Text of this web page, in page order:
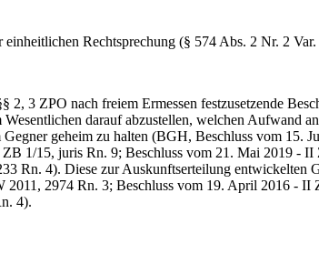
Rechtsprechung (§ 574 Abs. 2 Nr. 2
ZPO nach freiem Ermessen festzusetzende
darauf abzustellen, welchen Aufwand
Gegner geheim zu halten (BGH, Beschluss vom
1/15, juris Rn. 9; Beschluss vom 21. Mai 2019 -
Rn. 4). Diese zur Auskunftserteilung entwickelten
2974 Rn. 3; Beschluss vom 19. April 2016 -
4).